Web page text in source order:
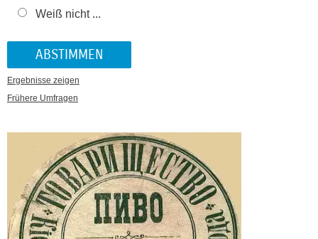
Weiß nicht ...
Ergebnisse zeigen
Frühere Umfragen